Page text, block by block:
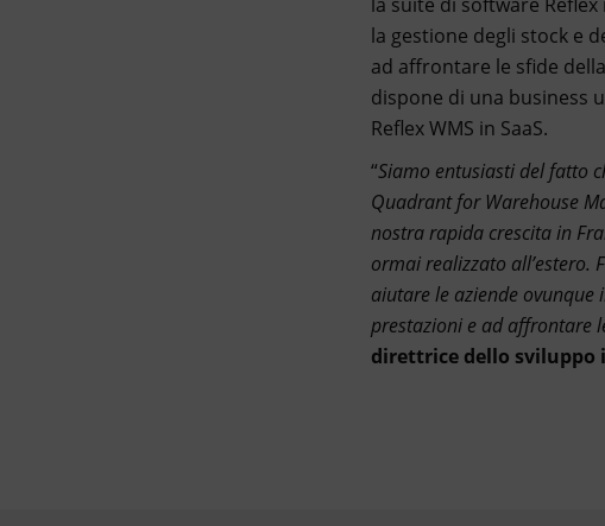
la gestione degli stock e
ad affrontare le sfide
dispone di una business
Reflex WMS in SaaS.
“Siamo entusiasti del fatto
Quadrant for Warehouse
nostra rapida crescita in
ormai realizzato all’estero.
aiutare le aziende
prestazioni e ad affrontare
direttrice dello sviluppo